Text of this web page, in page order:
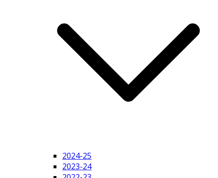
2024-25
2023-24